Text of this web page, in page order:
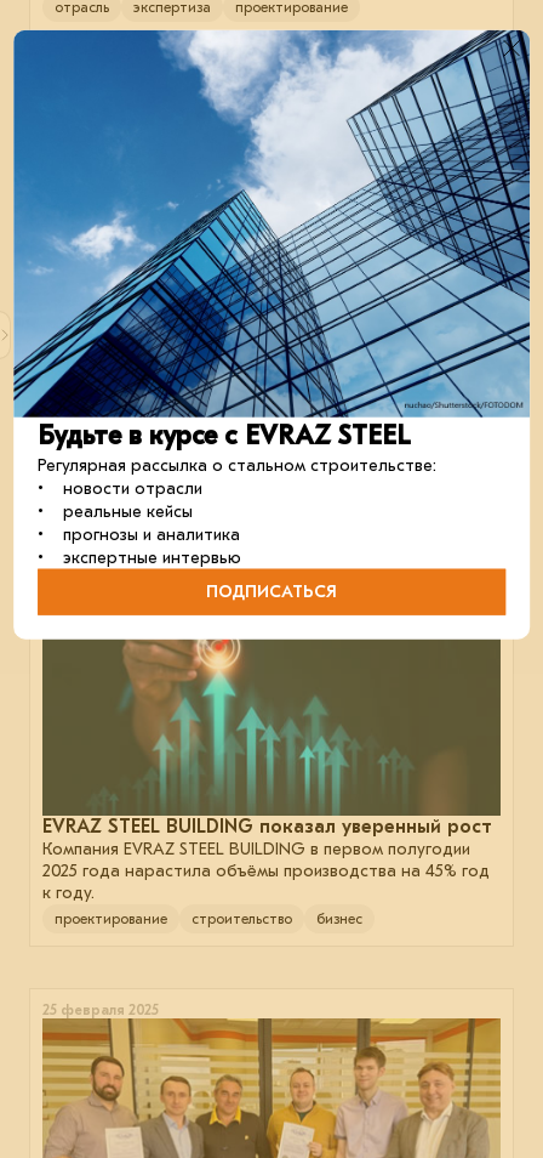
отрасль экспертиза проектирование
Стандарты Подмосковья для ИЖС
В Подмосковье утверждены новые стандарты
проектирования посёлков ИЖС: опубликованы
официальные рекомендации.
строительство отрасль
10 июля 2025
EVRAZ STEEL BUILDING показал уверенный рост
Компания EVRAZ STEEL BUILDING в первом полугодии
2025 года нарастила объёмы производства на 45% год
к году.
проектирование строительство бизнес
25 февраля 2025
Будьте в курсе с EVRAZ STEEL
Регулярная рассылка о стальном строительстве:
• новости отрасли
• реальные кейсы
• прогнозы и аналитика
• экспертные интервью
ПОДПИСАТЬСЯ